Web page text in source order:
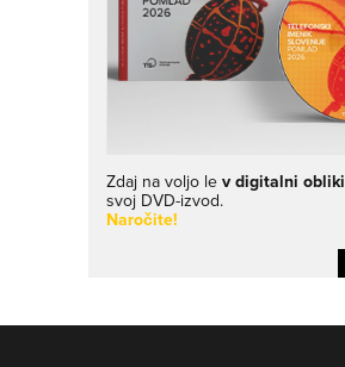
Zdaj na voljo le v digitalni obliki
svoj DVD-izvod.
Naročite!